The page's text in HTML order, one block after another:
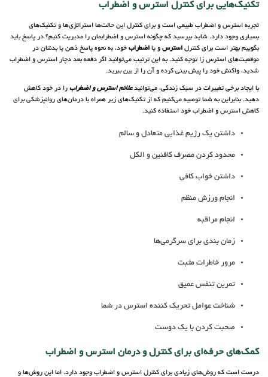
تکنیک‌هایی برای کنترل استرس و اضطراب
تجربه استرس و اضطراب طبیعی است و برای کنترل این حالت‌ها استراتژی‌ها و تکنیک‌های
بسیاری وجود دارد. شاید بپرسید که چگونه استرس و اضطرابمان را مدیریت کنیم؟ در پاسخ باید
بگوییم بهتر است برای کنترل استرس و یا اضطراب خود، به نحوه پاسخ ذهن یا بدنتان در
موقعیت‌های استرس زا توجه کنید. به این ترتیب می‌توانید اگر دفعه بعد دچار استرس و اضطراب
شدید، واکنش خود را پیش بینی کرده و آن را از بین ببرید.
با ایجاد برخی تغییرات در سبک زندگی، می‌توانیدعلائم استرس و اضطراب را در خود کاهش
دهید. بنابراین به شما توصیه می‌کنیم که از تکنیک‌های زیر همراه با درمان‌های روانپزشکی برای
کاهش استرس و اضطراب خود استفاده کنید.
داشتن یک رژیم غذایی متعادل و سالم
محدود کردن مصرف کافئین و الکل
داشتن خواب کافی
انجام ورزش منظم
انجام مراقبه
زمان بندی برای سرگرمی‌ها
مرور خاطرات مثبت
تمرین تنفس عمیق
شناخت عوامل تحریک کننده استرس در شما
صحبت کردن با یک دوست
کمک‌های حرفه‌ای برای کنترل و درمان استرس و اضطراب
درست است که روش‌های زیادی برای کنترل استرس و اضطراب وجود دارد. اما این روش‌ها و